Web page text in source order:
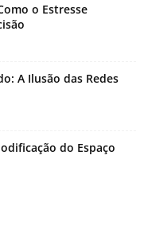
o Estresse
A Ilusão das Redes
do Espaço